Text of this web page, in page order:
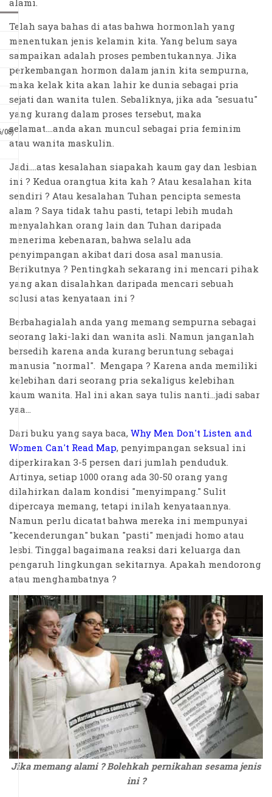
08)
alami.
Telah saya bahas di atas bahwa hormonlah yang
menentukan jenis kelamin kita. Yang belum saya
sampaikan adalah proses pembentukannya. Jika
perkembangan hormon dalam janin kita sempurna,
maka kelak kita akan lahir ke dunia sebagai pria
sejati dan wanita tulen. Sebaliknya, jika ada "sesuatu"
yang kurang dalam proses tersebut, maka
selamat....anda akan muncul sebagai pria feminim
atau wanita maskulin.
Jadi....atas kesalahan siapakah kaum gay dan lesbian
ini ? Kedua orangtua kita kah ? Atau kesalahan kita
sendiri ? Atau kesalahan Tuhan pencipta semesta
alam ? Saya tidak tahu pasti, tetapi lebih mudah
menyalahkan orang lain dan Tuhan daripada
menerima kebenaran, bahwa selalu ada
penyimpangan akibat dari dosa asal manusia.
Berikutnya ? Pentingkah sekarang ini mencari pihak
yang akan disalahkan daripada mencari sebuah
solusi atas kenyataan ini ?
Berbahagialah anda yang memang sempurna sebagai
seorang laki-laki dan wanita asli. Namun janganlah
bersedih karena anda kurang beruntung sebagai
manusia "normal". Mengapa ? Karena anda memiliki
kelebihan dari seorang pria sekaligus kelebihan
kaum wanita. Hal ini akan saya tulis nanti...jadi sabar
yaa...
Dari buku yang saya baca, Why Men Don't Listen and
Women Can't Read Map, penyimpangan seksual ini
diperkirakan 3-5 persen dari jumlah penduduk.
Artinya, setiap 1000 orang ada 30-50 orang yang
dilahirkan dalam kondisi "menyimpang." Sulit
dipercaya memang, tetapi inilah kenyataannya.
Namun perlu dicatat bahwa mereka ini mempunyai
"kecenderungan" bukan "pasti" menjadi homo atau
lesbi. Tinggal bagaimana reaksi dari keluarga dan
pengaruh lingkungan sekitarnya. Apakah mendorong
atau menghambatnya ?
Jika memang alami ? Bolehkah pernikahan sesama jenis
ini ?